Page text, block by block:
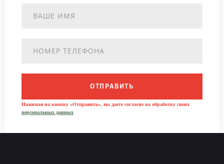
ОТПРАВИТЬ
Нажимая на кнопку «Отправить», вы даете согласие на обработку своих
персональных данных